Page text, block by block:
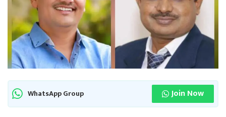
WhatsApp Group Join Now